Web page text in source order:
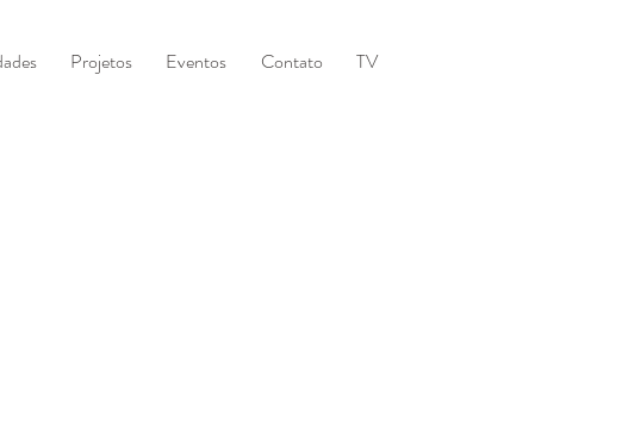
Projetos Eventos Contato TV